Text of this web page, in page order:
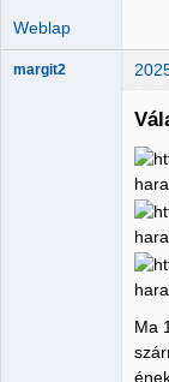
Weblap
margit2
Ma